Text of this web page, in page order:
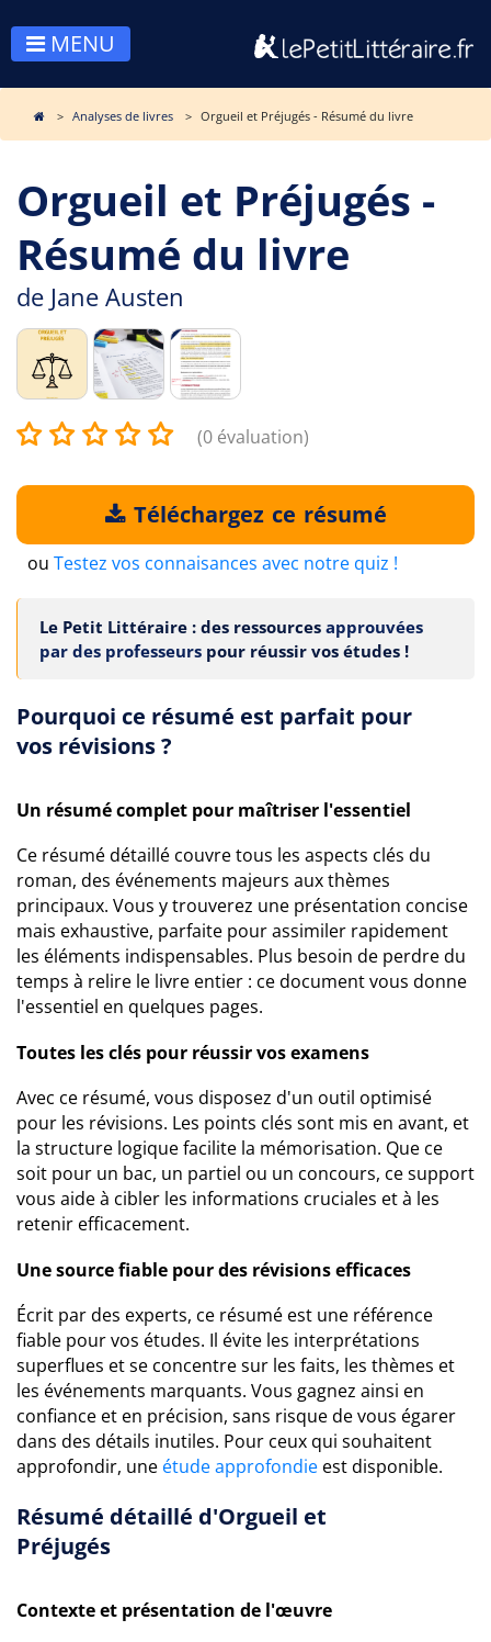
MENU
Analyses de livres Orgueil et Préjugés - Résumé du livre
Orgueil et Préjugés -
Résumé du livre
de Jane Austen
(0 évaluation)
Téléchargez ce résumé
ou Testez vos connaisances avec notre quiz !
Le Petit Littéraire : des ressources approuvées
par des professeurs pour réussir vos études !
Pourquoi ce résumé est parfait pour
vos révisions ?
Un résumé complet pour maîtriser l'essentiel
Ce résumé détaillé couvre tous les aspects clés du
roman, des événements majeurs aux thèmes
principaux. Vous y trouverez une présentation concise
mais exhaustive, parfaite pour assimiler rapidement
les éléments indispensables. Plus besoin de perdre du
temps à relire le livre entier : ce document vous donne
l'essentiel en quelques pages.
Toutes les clés pour réussir vos examens
Avec ce résumé, vous disposez d'un outil optimisé
pour les révisions. Les points clés sont mis en avant, et
la structure logique facilite la mémorisation. Que ce
soit pour un bac, un partiel ou un concours, ce support
vous aide à cibler les informations cruciales et à les
retenir efficacement.
Une source fiable pour des révisions efficaces
Écrit par des experts, ce résumé est une référence
fiable pour vos études. Il évite les interprétations
superflues et se concentre sur les faits, les thèmes et
les événements marquants. Vous gagnez ainsi en
confiance et en précision, sans risque de vous égarer
dans des détails inutiles. Pour ceux qui souhaitent
approfondir, une étude approfondie est disponible.
Résumé détaillé d'Orgueil et
Préjugés
Contexte et présentation de l'œuvre